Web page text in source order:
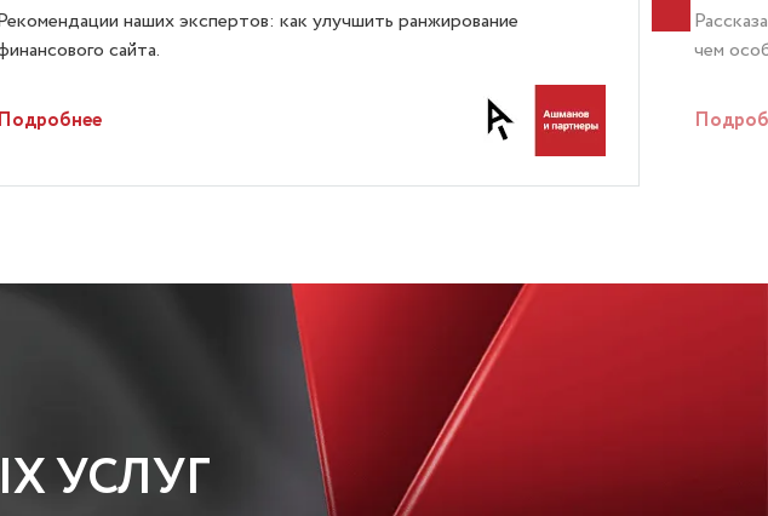
наших экспертов: как улучшить ранжирование
сайта.
Подробнее
чем
УСЛУГ